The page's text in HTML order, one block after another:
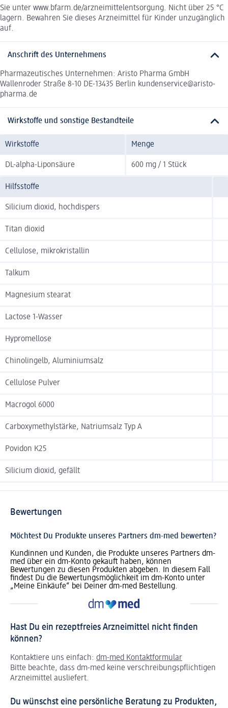
Sie unter www.bfarm.de/arzneimittelentsorgung. Nicht über 25 °C
lagern. Bewahren Sie dieses Arzneimittel für Kinder unzugänglich
auf.
Anschrift des Unternehmens
Pharmazeutisches Unternehmen: Aristo Pharma GmbH
Wallenroder Straße 8-10 DE-13435 Berlin kundenservice@aristo-
pharma.de
Wirkstoffe und sonstige Bestandteile
Wirkstoffe Menge
DL-alpha-Liponsäure 600 mg / 1 Stück
Hilfsstoffe
Silicium dioxid, hochdispers
Titan dioxid
Cellulose, mikrokristallin
Talkum
Magnesium stearat
Lactose 1-Wasser
Hypromellose
Chinolingelb, Aluminiumsalz
Cellulose Pulver
Macrogol 6000
Carboxymethylstärke, Natriumsalz Typ A
Povidon K25
Silicium dioxid, gefällt
Bewertungen
Möchtest Du Produkte unseres Partners dm-med bewerten?
Kundinnen und Kunden, die Produkte unseres Partners dm-
med über ein dm-Konto gekauft haben, können
Bewertungen zu diesen Produkten abgeben. In diesem Fall
findest Du die Bewertungsmöglichkeit im dm-Konto unter
„Meine Einkäufe“ bei Deiner dm-med Bestellung.
Hast Du ein rezeptfreies Arzneimittel nicht finden
können?
Kontaktiere uns einfach: dm-med Kontaktformular
Bitte beachte, dass dm-med keine verschreibungspflichtigen
Arzneimittel ausliefert.
Du wünschst eine persönliche Beratung zu Produkten,